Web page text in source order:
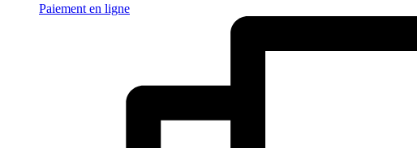
Paiement en ligne